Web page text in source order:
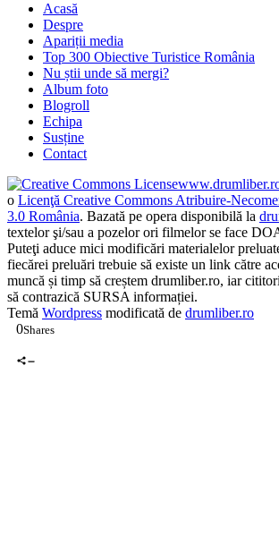
Acasă
Despre
Apariții media
Top 300 Obiective Turistice România
Nu știi unde să mergi?
Album foto
Blogroll
Echipa
Susține
Contact
o Licenţă Creative Commons Atribuire-
3.0 România. Bazată pe opera disponibilă la
textelor şi/sau a pozelor ori filmelor se face
Puteţi aduce mici modificări materialelor
fiecărei preluări trebuie să existe un link către
muncă și timp să creștem drumliber.ro, iar
să contrazică SURSA informației.
Temă Wordpress modificată de drumliber.ro
0Shares